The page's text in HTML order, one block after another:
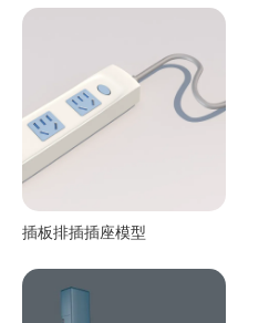
插板排插插座模型